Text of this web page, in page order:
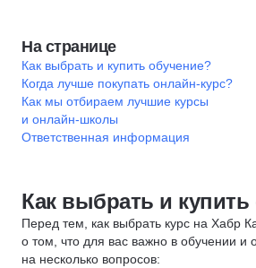
На странице
Как выбрать и купить обучение?
Когда лучше покупать онлайн-курс?
Как мы отбираем лучшие курсы
и онлайн-школы
Ответственная информация
Как выбрать и купить
Перед тем, как выбрать курс на Хабр
о том, что для вас важно в обучении и
на несколько вопросов: